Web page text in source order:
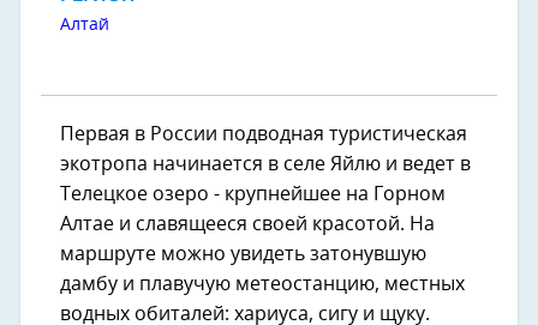
Алтай
Первая в России подводная туристическая
экотропа начинается в селе Яйлю и ведет в
Телецкое озеро - крупнейшее на Горном
Алтае и славящееся своей красотой. На
маршруте можно увидеть затонувшую
дамбу и плавучую метеостанцию, местных
водных обиталей: хариуса, сигу и щуку.